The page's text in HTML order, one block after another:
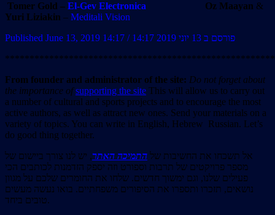
Tomer Gold – El-Gev Electronica Oz Maayan &
Yuri Liziakin – Meditali Vision
Published June 13, 2019 14:17 / פורסם ב 13 יוני 2019 14:17
From founder and administrator of the site: Do not forget about
the importance ofsupporting the site This will allow us to carry out
a number of cultural and sports projects and to encourage the most
active authors, as well as attract new ones. Send your materials on a
variety of topics. You can write in English, Hebrew Russian. Let’s
do good thing together.
אל תשכחו את החשיבות של התמיכה האתר, יש לנו צורך ביישום של
מספר פרויקטים של תרבות וספורט וזה יספק הזדמנות לכותבים הכי
פעילים שלנו, וגם ימשוך חדשים. שלחו את החומרים שלכם על מגוון
נושאים, תזכרו ותספרו את הסיפורים משפחתיים. בואו נעשה מעשים
טובים ביחד.